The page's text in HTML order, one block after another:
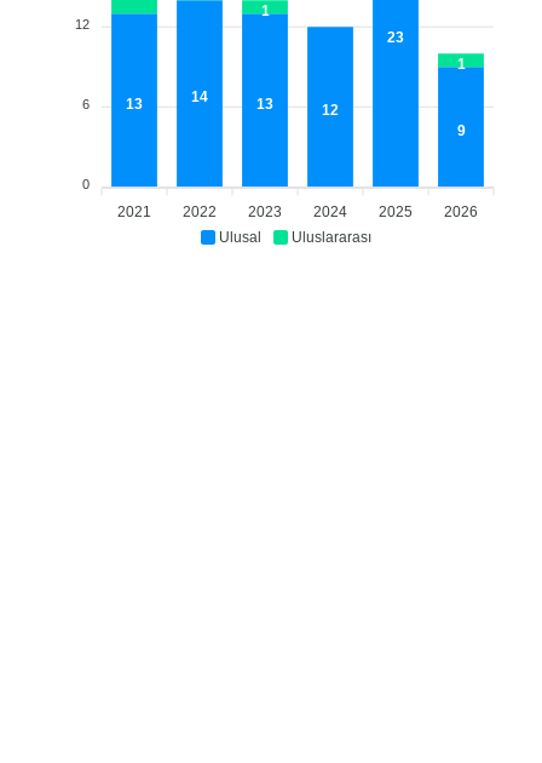
Ulusal Uluslararası
2021 2022 2023 2024 2025 2026
13 14 13 12
23
9
1
1
12
6
0